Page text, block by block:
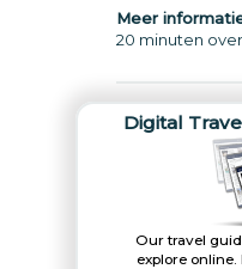
Meer
20 minuten
Digital
Our travel
explore